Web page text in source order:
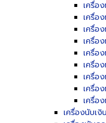
เครื่อ
เครื่อ
เครื่อ
เครื่อ
เครื่อ
เครื่อ
เครื่อ
เครื่อ
เครื่อ
เครื่องนับเ